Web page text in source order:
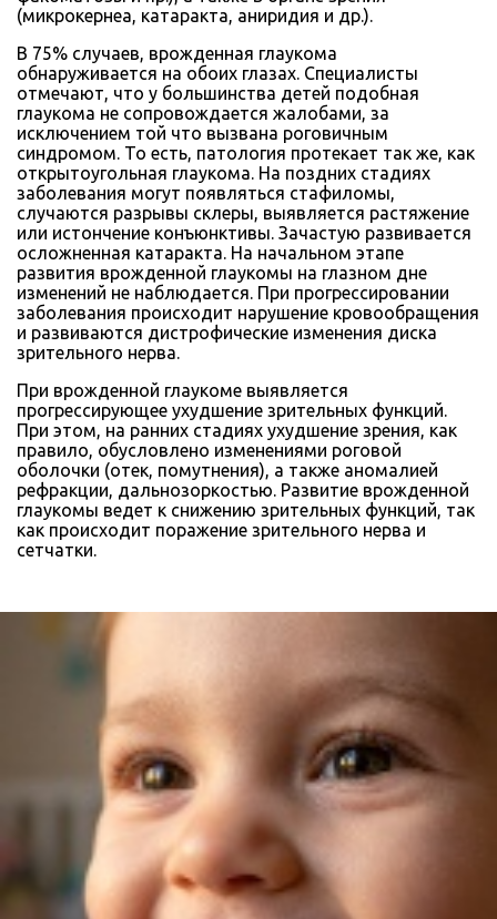
(микрокернеа, катаракта, аниридия и др.).
В 75% случаев, врожденная глаукома
обнаруживается на обоих глазах. Специалисты
отмечают, что у большинства детей подобная
глаукома не сопровождается жалобами, за
исключением той что вызвана роговичным
синдромом. То есть, патология протекает так же, как
открытоугольная глаукома. На поздних стадиях
заболевания могут появляться стафиломы,
случаются разрывы склеры, выявляется растяжение
или истончение конъюнктивы. Зачастую развивается
осложненная катаракта. На начальном этапе
развития врожденной глаукомы на глазном дне
изменений не наблюдается. При прогрессировании
заболевания происходит нарушение кровообращения
и развиваются дистрофические изменения диска
зрительного нерва.
При врожденной глаукоме выявляется
прогрессирующее ухудшение зрительных функций.
При этом, на ранних стадиях ухудшение зрения, как
правило, обусловлено изменениями роговой
оболочки (отек, помутнения), а также аномалией
рефракции, дальнозоркостью. Развитие врожденной
глаукомы ведет к снижению зрительных функций, так
как происходит поражение зрительного нерва и
сетчатки.